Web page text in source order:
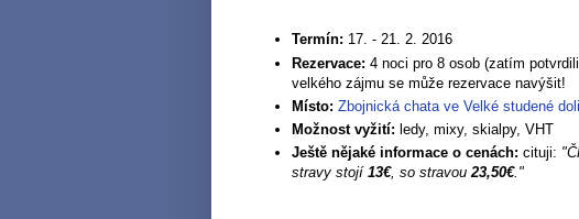
Termín: 17. - 21. 2. 2016
Rezervace: 4 noci pro 8 osob (zatím
velkého zájmu se může rezervace navýšit!
Místo: Zbojnická chata ve Velké studené
Možnost vyžití: ledy, mixy, skialpy, VHT
Ještě nějaké informace o cenách: cituji:
stravy stojí 13€, so stravou23,50€."